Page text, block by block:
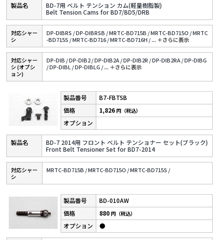
BD-7用 ベルト テンション カム(軽量樹脂製)
Belt Tension Cams for BD7/BD5/DRB
対応シャー
シ
DP-DIBRS /DP-DIBRSB /MRTC-BD715B /MRTC-BD715O /MRTC
-BD715S /MRTC-BD716 /MRTC-BD716H /... ＋さらに表⽰
対応シャー
シ (オプシ
ョン)
DP-DIB /DP-DIB2 /DP-DIB2A /DP-DIB2R /DP-DIB2RA /DP-DIBG
/DP-DIBL /DP-DIBLG /... ＋さらに表⽰
B7-FBTSB
BD-7 2014用 フロント ベルト テンショナー セット(ブラック)
Front Belt Tensioner Set for BD7-2014
1,826円（税込）
対応シャー
シ
MRTC-BD715B /MRTC-BD715O /MRTC-BD715S /
BD-010AW
880円（税込）
●